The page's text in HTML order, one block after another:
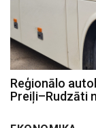
Reģionālo
Preiļi–Rudzāti